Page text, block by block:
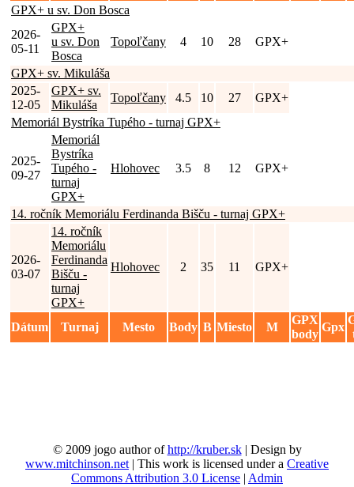
GPX+ u sv. Don Bosca
2026-
05-11
GPX+
u sv. Don
Bosca
Topoľčany 4 10 28 GPX+
GPX+ sv. Mikuláša
2025-
12-05
GPX+ sv.
Mikuláša
Topoľčany 4.5 10 27
GPX+
Memoriál Bystríka Tupého - turnaj GPX+
2025-
09-27
Memoriál
Bystríka
Tupého -
turnaj
GPX+
Hlohovec 3.5 8 12 GPX+
14. ročník Memoriálu Ferdinanda Bišču - turnaj GPX+
2026-
03-07
14. ročník
Memoriálu
Ferdinanda
Bišču -
turnaj
GPX+
Hlohovec 2 35 11 GPX+
Dátum Turnaj Mesto Body B Miesto M
GPX
body
Gpx
© 2009 jogo author ofhttp://kruber.sk| Design by
www.mitchinson.net | This work is licensed under a Creative
Commons Attribution 3.0 License | Admin